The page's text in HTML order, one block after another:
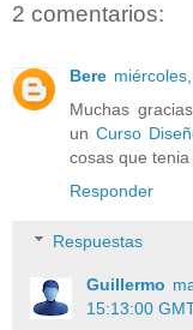
2 comentarios:
Bere
Muchas
unCurso
cosas que
Responder
Respuestas
Guillermo
15:13:00